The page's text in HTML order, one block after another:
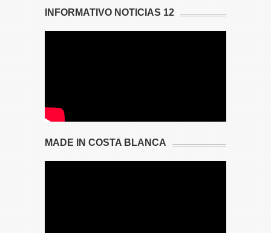
INFORMATIVO NOTICIAS 12
MADE IN COSTA BLANCA